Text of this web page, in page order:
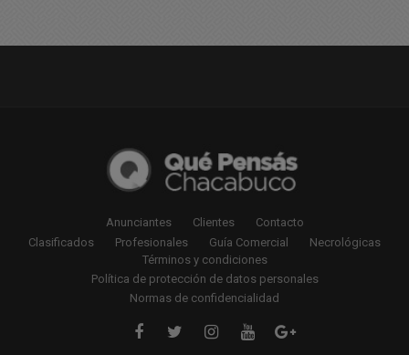
Anunciantes Clientes
Contacto
Clasificados
Profesionales Guía Comercial
Necrológicas
Términos y condiciones
Política de protección de datos personales
Normas de confidencialidad